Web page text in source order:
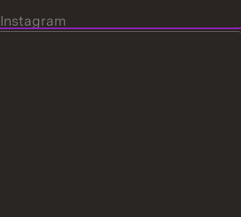
Instagram